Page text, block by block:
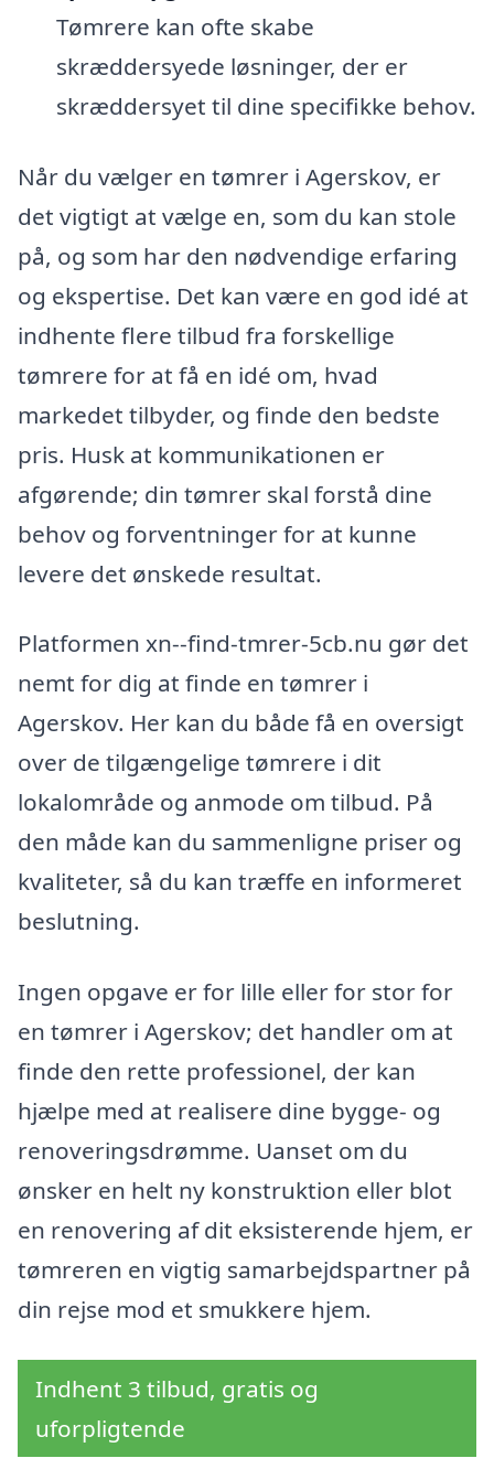
Tømrere kan ofte skabe
skræddersyede løsninger, der er
skræddersyet til dine specifikke behov.
Når du vælger en tømrer i Agerskov, er
det vigtigt at vælge en, som du kan stole
på, og som har den nødvendige erfaring
og ekspertise. Det kan være en god idé at
indhente flere tilbud fra forskellige
tømrere for at få en idé om, hvad
markedet tilbyder, og finde den bedste
pris. Husk at kommunikationen er
afgørende; din tømrer skal forstå dine
behov og forventninger for at kunne
levere det ønskede resultat.
Platformen xn--find-tmrer-5cb.nu gør det
nemt for dig at finde en tømrer i
Agerskov. Her kan du både få en oversigt
over de tilgængelige tømrere i dit
lokalområde og anmode om tilbud. På
den måde kan du sammenligne priser og
kvaliteter, så du kan træffe en informeret
beslutning.
Ingen opgave er for lille eller for stor for
en tømrer i Agerskov; det handler om at
finde den rette professionel, der kan
hjælpe med at realisere dine bygge- og
renoveringsdrømme. Uanset om du
ønsker en helt ny konstruktion eller blot
en renovering af dit eksisterende hjem, er
tømreren en vigtig samarbejdspartner på
din rejse mod et smukkere hjem.
Indhent 3 tilbud, gratis og
uforpligtende